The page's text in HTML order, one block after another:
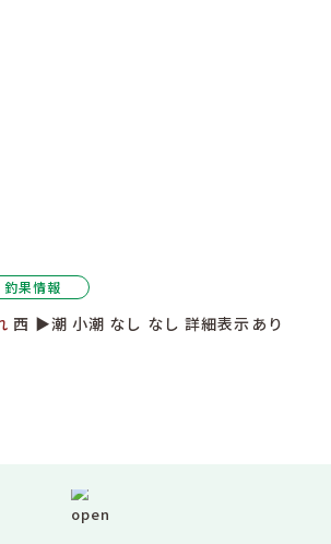
釣果情報
西 ▶︎潮 小潮 なし なし 詳細表示あり